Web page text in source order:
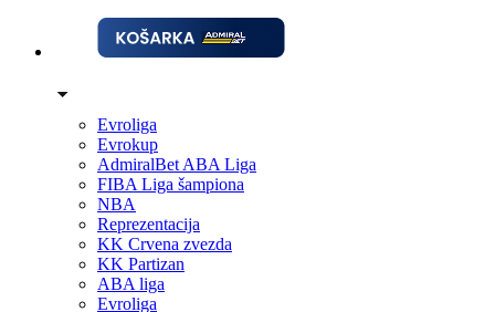
Evroliga
Evrokup
AdmiralBet ABA Liga
FIBA Liga šampiona
NBA
Reprezentacija
KK Crvena zvezda
KK Partizan
ABA liga
Evroliga